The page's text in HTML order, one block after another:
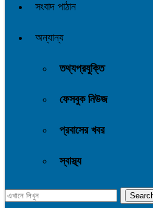
সংবাদ পাঠান
অন্যান্য
তথ্যপ্রযুক্তি
ফেসবুক নিউজ
প্রবাসের খবর
স্বাস্থ্য